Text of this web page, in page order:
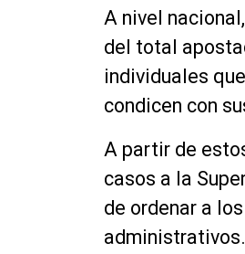
A nivel
del total
individuales
condicen con
A partir de
casos a la
de ordenar a